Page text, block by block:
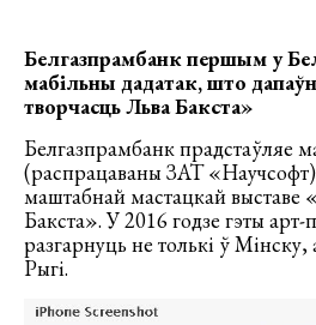
Белгазпрамбанк першым у
мабільны дадатак, што
творчасць Льва Бакста»
Белгазпрамбанк прадстаўляе
(распрацаваны ЗАТ
маштабнай мастацкай выставе
Бакста». У 2016 годзе гэты
разгарнуць не толькі ў Мінску,
Рыгі.